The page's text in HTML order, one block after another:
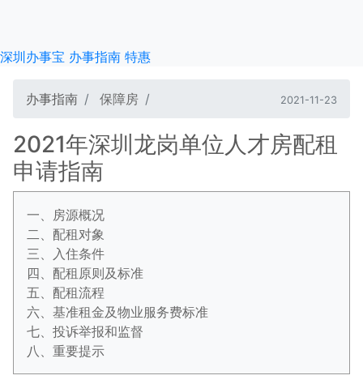
深圳办事宝 办事指南 特惠
办事指南 保障房 2021-11-23
2021年深圳龙岗单位人才房配租
申请指南
一、房源概况
二、配租对象
三、入住条件
四、配租原则及标准
五、配租流程
六、基准租金及物业服务费标准
七、投诉举报和监督
八、重要提示